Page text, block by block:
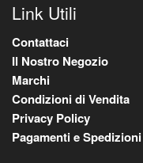
Link Utili
Contattaci
Il Nostro Negozio
Marchi
Condizioni di Vendita
Privacy Policy
Pagamenti e Spedizioni